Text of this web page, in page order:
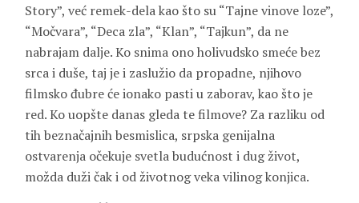
Story”, već remek-dela kao što su “Tajne vinove loze”,
“Močvara”, “Deca zla”, “Klan”, “Tajkun”, da ne
nabrajam dalje. Ko snima ono holivudsko smeće bez
srca i duše, taj je i zaslužio da propadne, njihovo
filmsko đubre će ionako pasti u zaborav, kao što je
red. Ko uopšte danas gleda te filmove? Za razliku od
tih beznačajnih besmislica, srpska genijalna
ostvarenja očekuje svetla budućnost i dug život,
možda duži čak i od životnog veka vilinog konjica.